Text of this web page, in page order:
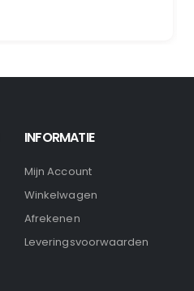
INFORMATIE
Mijn Account
Winkelwagen
Afrekenen
Leveringsvoorwaarden